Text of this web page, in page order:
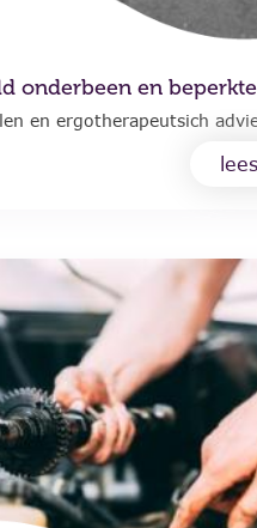
onderbeen en
en ergotherapeutsich